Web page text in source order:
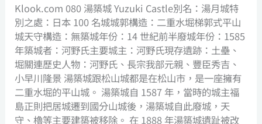
Klook.com 080 湯築城 Yuzuki Castle別名：湯月城特
別之處：日本 100 名城城郭構造：二重水堀梯郭式平山
城天守構造：無築城年份：14 世紀前半廢城年份：1585
年築城者：河野氏主要城主：河野氏現存遺跡：土壘、
堀關連歷史人物：河野氏、長宗我部元親、豐臣秀吉、
小早川隆景 湯築城跟松山城都是在松山市，是一座擁有
二重水堀的平山城。 湯築城自 1587 年，當時的城主福
島正則把居城遷到國分山城後，湯築城自此廢城，天
守、櫓等主要建築被移除。 在 1888 年湯築城遺趾被改